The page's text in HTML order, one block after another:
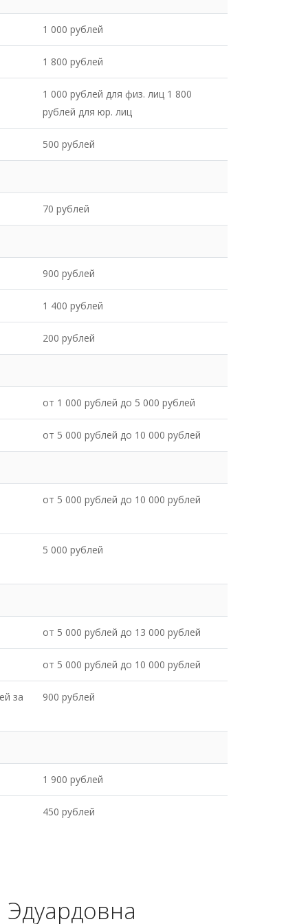
1 000 рублей
1 800 рублей
1 000 рублей для физ. лиц 1 800
рублей для юр. лиц
500 рублей
70 рублей
900 рублей
1 400 рублей
200 рублей
от 1 000 рублей до 5 000 рублей
от 5 000 рублей до 10 000 рублей
от 5 000 рублей до 10 000 рублей
5 000 рублей
от 5 000 рублей до 13 000 рублей
от 5 000 рублей до 10 000 рублей
за 900 рублей
1 900 рублей
450 рублей